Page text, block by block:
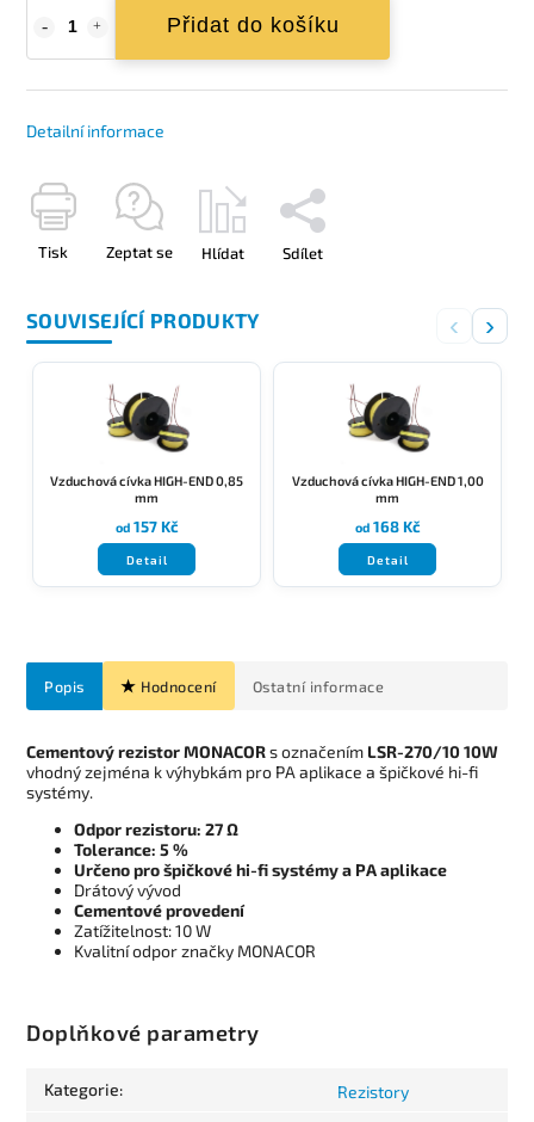
Přidat do košíku
Detailní informace
Tisk Zeptat se Hlídat Sdílet
SOUVISEJÍCÍ PRODUKTY ‹ ›
Vzduchová cívka HIGH-END 0,85
mm
od157 Kč
Detail
Vzduchová cívka HIGH-END 1,00
mm
od168 Kč
Detail
Popis Hodnocení Ostatní informace
Cementový rezistor MONACORs označením LSR-270/10 10W
vhodný zejména k výhybkám pro PA aplikace a špičkové hi-fi
systémy.
Odpor rezistoru: 27 Ω
Tolerance: 5 %
Určeno pro špičkové hi-fi systémy a PA aplikace
Drátový vývod
Cementové provedení
Zatížitelnost: 10 W
Kvalitní odpor značky MONACOR
Doplňkové parametry
Kategorie: Rezistory